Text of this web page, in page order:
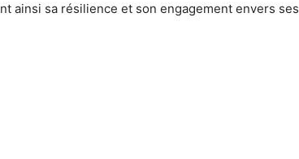
ainsi sa résilience et son engagement envers ses